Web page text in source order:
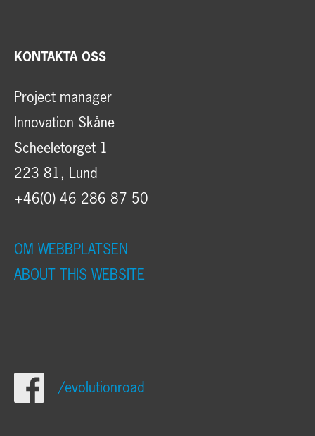
KONTAKTA OSS
Project manager
Innovation Skåne
Scheeletorget 1
223 81, Lund
+46(0) 46 286 87 50
OM WEBBPLATSEN
ABOUT THIS WEBSITE
/evolutionroad